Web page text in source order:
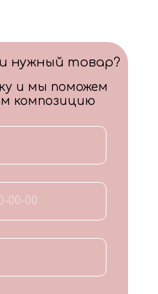
нужный товар?
и мы поможем
композицию